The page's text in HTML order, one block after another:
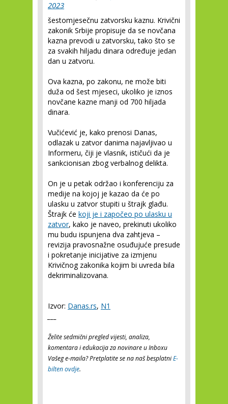
2023
šestomjesečnu zatvorsku kaznu. Krivični
zakonik Srbije propisuje da se novčana
kazna prevodi u zatvorsku, tako što se
za svakih hiljadu dinara određuje jedan
dan u zatvoru.
Ova kazna, po zakonu, ne može biti
duža od šest mjeseci, ukoliko je iznos
novčane kazne manji od 700 hiljada
dinara.
Vučićević je, kako prenosi Danas,
odlazak u zatvor danima najavljivao u
Informeru, čiji je vlasnik, ističući da je
sankcionisan zbog verbalnog delikta.
On je u petak održao i konferenciju za
medije na kojoj je kazao da će po
ulasku u zatvor stupiti u štrajk glađu.
Štrajk će koji je i započeo po ulasku u
zatvor, kako je naveo, prekinuti ukoliko
mu budu ispunjena dva zahtjeva –
revizija pravosnažne osuđujuće presude
i pokretanje inicijative za izmjenu
Krivičnog zakonika kojim bi uvreda bila
dekriminalizovana.
Izvor: Danas.rs, N1
Želite sedmični pregled vijesti, analiza,
komentara i edukacija za novinare u Inboxu
Vašeg e-maila? Pretplatite se na naš besplatniE-
bilten ovdje.